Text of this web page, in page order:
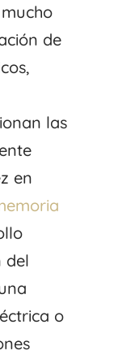
de
las
en
del
o